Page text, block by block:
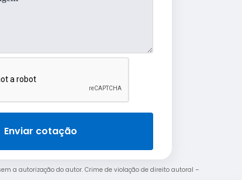
Enviar cotação
a autorização do autor. Crime de violação de direito autoral –